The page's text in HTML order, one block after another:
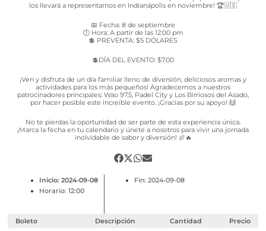
los llevará a representarnos en Indianápolis en noviembre! 🏆🇺🇸
📅 Fecha: 8 de septiembre
🕛 Hora: A partir de las 12:00 pm
💲 PREVENTA: $5 DÓLARES
💲DÍA DEL EVENTO: $7.00
¡Ven y disfruta de un día familiar lleno de diversión, deliciosos aromas y
actividades para los más pequeños! Agradecemos a nuestros
patrocinadores principales: Wao 97.5, Padel City y Los Birriosos del Asado,
por hacer posible este increíble evento. ¡Gracias por su apoyo! 🙌
No te pierdas la oportunidad de ser parte de esta experiencia única.
¡Marca la fecha en tu calendario y únete a nosotros para vivir una jornada
inolvidable de sabor y diversión! 🍖🔥
Inicio: 2024-09-08
Horario: 12:00
Fin: 2024-09-08
Boleto Descripción Cantidad Precio